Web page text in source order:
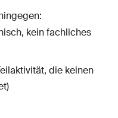
kein fachliches
die keinen